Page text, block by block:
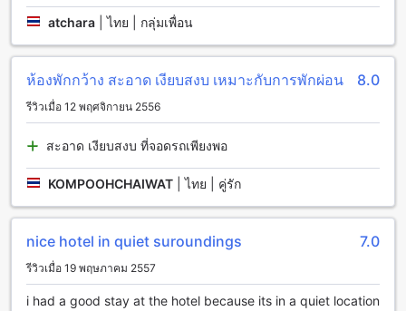
สุพัตรา อพาร์ตเมนท์ เป็นที่พักที่มีสิ่งอำนวยความสะดวกที่หลาก
หลายเพื่อให้คุณสามารถมีประสบการณ์การพักผ่อนที่สะดวกสบาย
และเพลิดเพลินไปกับการเข้าพักของคุณในหนองคาย ห้องพักที่สุ
สัมผัสความเย็นสดชื่นทั้งในวันที่ร้อนและที่ร้อน นอกจากนี้ยังมี
โทรทัศน์ในห้องที่คุณสามารถรับชมรายการโปรดของคุณได้
ตลอดเวลา นอกจากนี้ยังมีตู้เย็นให้บริการเพื่อให้คุณสามารถเก็บ
อาหารและเครื่องดื่มเย็นได้ตลอดเวลา
ตัวเมืองหนองคาย: จุดเด่นของเมืองเล็กน่ารักในภาคอีสาน
ตัวเมืองหนองคายเป็นเมืองเล็กน่ารักที่ตั้งอยู่ในจังหวัดหนองคาย
สำคัญของภาคอีสาน นอกจากนี้ยังมีสถานที่ท่องเที่ยวหลากหลาย
ให้คุณได้สัมผัสบรรยากาศของวัฒนธรรมและธรรมชาติที่งดงาม
ของภาคอีสานอีกด้วย
หนึ่งในจุดเด่นที่ต้องไปเยือนในตัวเมืองหนองคายคือวัดศรีม่วง
atchara |ไทย | กลุ่มเพื่อน
ห้องพักกว้าง สะอาด เงียบสงบ เหมาะกับการพักผ่อน 8.0
รีวิวเมื่อ 12 พฤศจิกายน 2556
สะอาด เงียบสงบ ที่จอดรถเพียงพอ
KOMPOOHCHAIWAT |ไทย | คู่รัก
nice hotel in quiet suroundings 7.0
รีวิวเมื่อ 19 พฤษภาคม 2557
i had a good stay at the hotel because its in a quiet location